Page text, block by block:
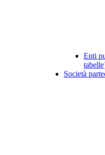
Enti
Società